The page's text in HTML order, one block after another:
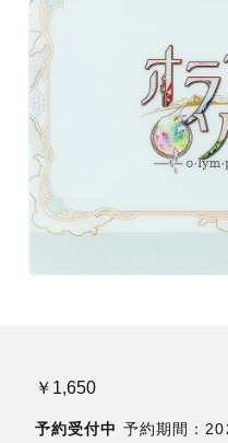
￥1,650
予約受付中 予約期間：